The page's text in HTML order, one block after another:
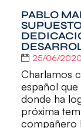
PABLO
25/06/2020
Charlamos
español
donde ha
próxima
compañero